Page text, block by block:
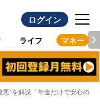
ログイン
ライフ マネー
悪”を解説「年金だけで安心の老